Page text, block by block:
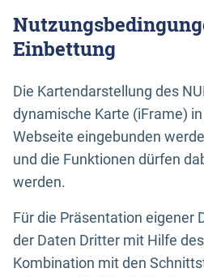
Einbettung
Die Kartendarstellung des
dynamische Karte (iFrame)
Webseite eingebunden
und die Funktionen dürfen
werden.
Für die Präsentation eigener
der Daten Dritter mit Hilfe
Kombination mit den